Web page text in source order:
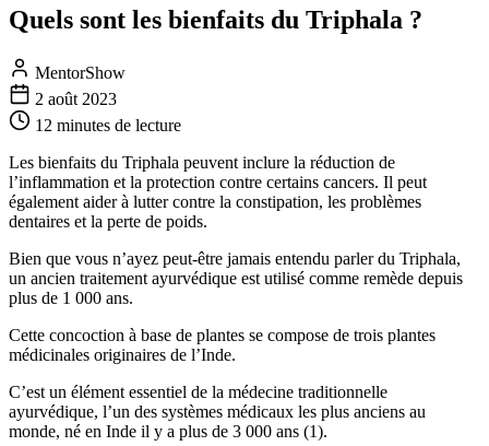
Quels sont les bienfaits du Triphala ?
MentorShow
2 août 2023
12 minutes de lecture
Les bienfaits du Triphala peuvent inclure la réduction de
l’inflammation et la protection contre certains cancers. Il peut
également aider à lutter contre la constipation, les problèmes
dentaires et la perte de poids.
Bien que vous n’ayez peut-être jamais entendu parler du Triphala,
un ancien traitement ayurvédique est utilisé comme remède depuis
plus de 1 000 ans.
Cette concoction à base de plantes se compose de trois plantes
médicinales originaires de l’Inde.
C’est un élément essentiel de la médecine traditionnelle
ayurvédique, l’un des systèmes médicaux les plus anciens au
monde, né en Inde il y a plus de 3 000 ans (1).